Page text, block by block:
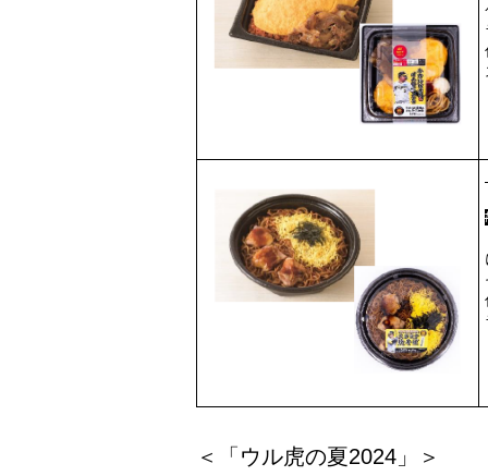
＜「ウル虎の夏2024」＞